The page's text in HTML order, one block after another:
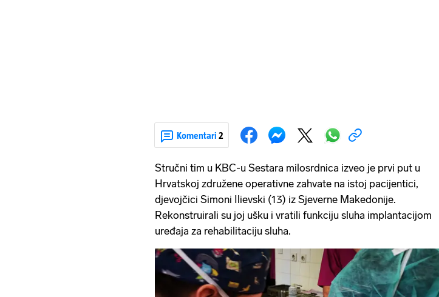
Komentari 2
Stručni tim u KBC-u Sestara milosrdnica izveo je prvi put u
Hrvatskoj združene operativne zahvate na istoj pacijentici,
djevojčici Simoni Ilievski (13) iz Sjeverne Makedonije.
Rekonstruirali su joj ušku i vratili funkciju sluha implantacijom
uređaja za rehabilitaciju sluha.